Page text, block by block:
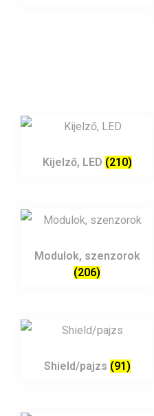
Kijelző, LED (210)
Modulok, szenzorok
(206)
Shield/pajzs (91)